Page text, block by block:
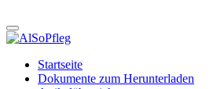
Startseite
Dokumente zum Herunterladen